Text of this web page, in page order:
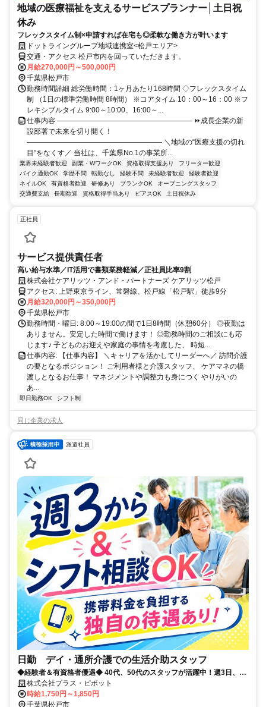
地域の医療福祉を支えるサービスプランナー│土日祝
休み
フレックスタイム制×申請すれば在宅も◎柔軟な働き方が叶います
ドットライングループ地域連携室<松戸エリア>
交通・アクセス 松戸市内を回っていただきます。
月給270,000円～500,000円
千葉県松戸市
勤務時間詳細 総労働時間：1ヶ月あたり168時間 ◇フレックスタイム
制 （1日の標準労働時間 8時間） ※コアタイム 10：00～16：00 ※フ
レキシブルタイム 9:00～10:00、16:00～...
仕事内容 ――――――――――――――――――― ⏩成長企業の新
設部署で未来を切り開く！
――――――――――――――――――― ＼地域の“医療支援の切れ
目”をなくす／ 当社は、千葉県No.1の事業所...
業界未経験者歓迎 副業・WワークOK 資格取得支援あり
フリーター歓迎
バイク通勤OK
学歴不問 転勤なし 経験不問 未経験者歓迎
経験者歓迎
ネイルOK
有資格者歓迎 研修あり ブランクOK
オープニングスタッフ
交通費支給
長期歓迎 資格取得手当あり ピアスOK 土日祝休み
正社員
サービス提供責任者
高い給与水準／IT活用で書類業務軽減／正社員比率9割
株式会社ケアリッツ・アンド・パートナーズ ケアリッツ松戸
アクセス: 上野東京ライン、常磐線、松戸線「松戸駅」徒歩9分
月給320,000円～350,000円
千葉県松戸市
勤務時間・曜日: 8:00～19:00の間で1日8時間（休憩60分） ◎夜勤は
ありません。安定した時間で働けます！ ◎勤務時間のご相談にも応
じます♪ 子どものお迎えや家庭の事情を考慮した、 時短...
仕事内容: 【仕事内容】 ＼キャリアを活かしてリーダーへ／ 訪問介護
の要となるポジション！ ご利用者様と介護スタッフ、 ケアマネの橋
渡しとなるお仕事！ マネジメントや調整力も身につく やりがいの
あ...
即日勤務OK シフト制
同じ企業の求人
派遣社員
日勤 デイ・通所介護での生活介助スタッフ
◆経験者＆有資格者優遇◆ 40代、50代のスタッフが活躍中！週3日、1
日8時間～OK★ プラス・ピボット独自の福利厚生が多数！
株式会社プラス・ピボット
時給1,750円～1,850円
千葉県松戸市